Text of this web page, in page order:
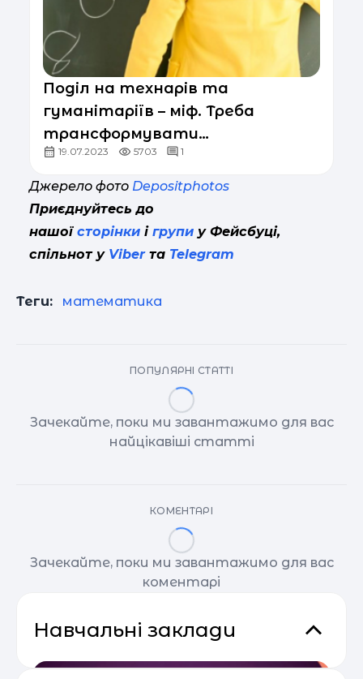
Поділ на технарів та
гуманітаріїв – міф. Треба
трансформувати
математичну освіту в Україні,
але як?
19.07.2023 5703 1
Джерело фото Depositphotos
Приєднуйтесь до
нашої сторінки і групи у Фейсбуці,
спільнот у Viberта Telegram
Теги: математика
ПОПУЛЯРНІ СТАТТІ
Зачекайте, поки ми завантажимо для вас
найцікавіші статті
КОМЕНТАРІ
Зачекайте, поки ми завантажимо для вас
коментарі
Навчальні заклади